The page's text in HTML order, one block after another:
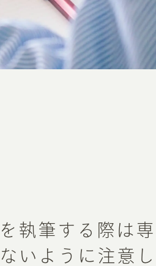
執筆する際は専
いように注意し